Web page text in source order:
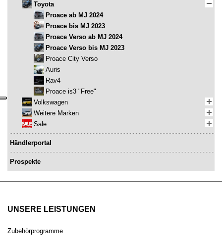
Toyota
Proace ab MJ 2024
Proace bis MJ 2023
Proace Verso ab MJ 2024
Proace Verso bis MJ 2023
Proace City Verso
Auris
Rav4
Proace is3 "Free"
Volkswagen
Weitere Marken
Sale
Händlerportal
Prospekte
UNSERE LEISTUNGEN
Zubehörprogramme